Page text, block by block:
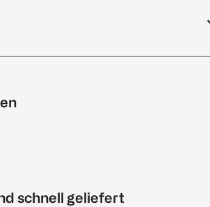
schnell geliefert